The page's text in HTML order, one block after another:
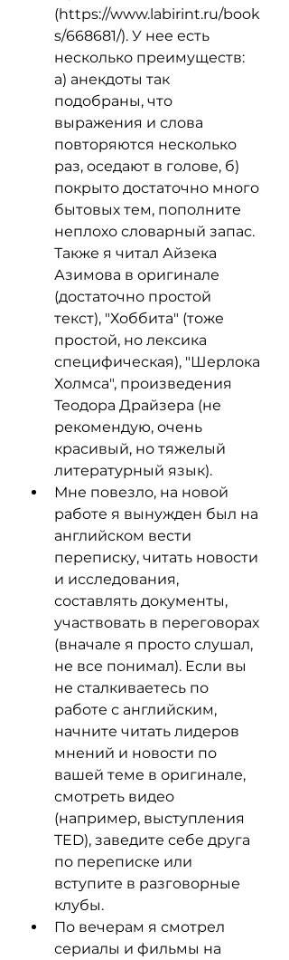
(https://www.labirint.ru/book
s/668681/). У нее есть
несколько преимуществ:
а) анекдоты так
подобраны, что
выражения и слова
повторяются несколько
раз, оседают в голове, б)
покрыто достаточно много
бытовых тем, пополните
неплохо словарный запас.
Также я читал Айзека
Азимова в оригинале
(достаточно простой
текст), "Хоббита" (тоже
простой, но лексика
специфическая), "Шерлока
Холмса", произведения
Теодора Драйзера (не
рекомендую, очень
красивый, но тяжелый
литературный язык).
Мне повезло, на новой
работе я вынужден был на
английском вести
переписку, читать новости
и исследования,
составлять документы,
участвовать в переговорах
(вначале я просто слушал,
не все понимал). Если вы
не сталкиваетесь по
работе с английским,
начните читать лидеров
мнений и новости по
вашей теме в оригинале,
смотреть видео
(например, выступления
TED), заведите себе друга
по переписке или
вступите в разговорные
клубы.
По вечерам я смотрел
сериалы и фильмы на